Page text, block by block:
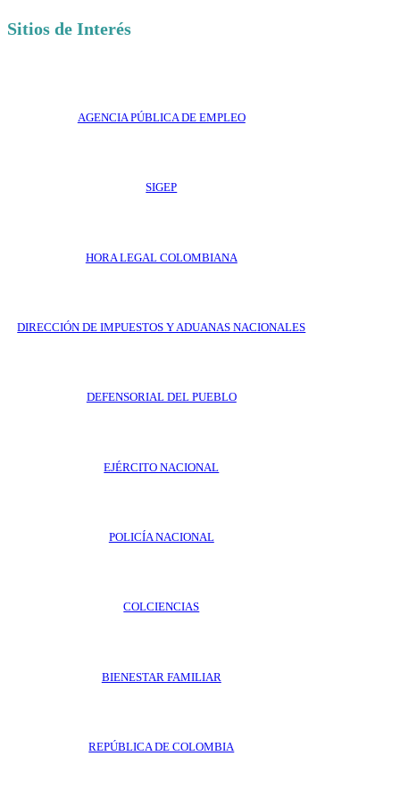
Sitios de Interés
AGENCIA PÚBLICA DE EMPLEO
SIGEP
HORA LEGAL COLOMBIANA
DIRECCIÓN DE IMPUESTOS Y ADUANAS NACIONALES
DEFENSORIAL DEL PUEBLO
EJÉRCITO NACIONAL
POLICÍA NACIONAL
COLCIENCIAS
BIENESTAR FAMILIAR
REPÚBLICA DE COLOMBIA